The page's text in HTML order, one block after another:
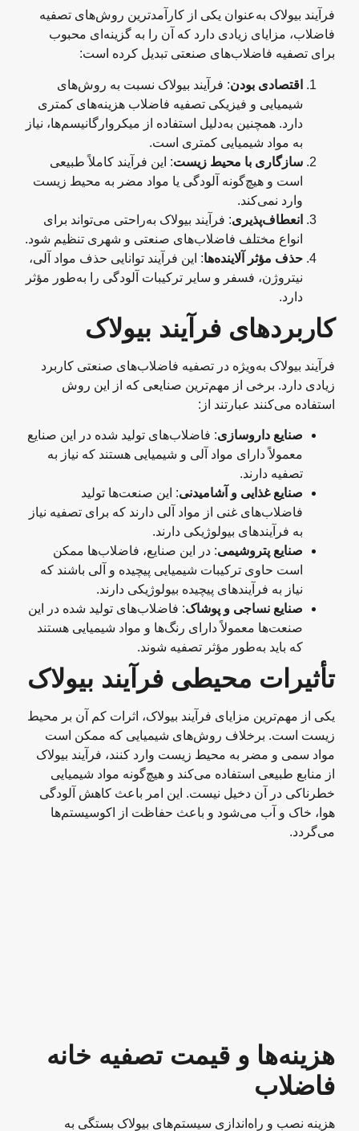
فرآیند بیولاک به‌عنوان یکی از کارآمدترین روش‌های تصفیه
فاضلاب، مزایای زیادی دارد که آن را به گزینه‌ای محبوب
برای تصفیه فاضلاب‌های صنعتی تبدیل کرده است:
اقتصادی بودن: فرآیند بیولاک نسبت به روش‌های
شیمیایی و فیزیکی تصفیه فاضلاب هزینه‌های کمتری
دارد. همچنین به‌دلیل استفاده از میکروارگانیسم‌ها، نیاز
به مواد شیمیایی کمتری است.
سازگاری با محیط زیست: این فرآیند کاملاً طبیعی
است و هیچ‌گونه آلودگی یا مواد مضر به محیط زیست
وارد نمی‌کند.
انعطاف‌پذیری: فرآیند بیولاک به‌راحتی می‌تواند برای
انواع مختلف فاضلاب‌های صنعتی و شهری تنظیم شود.
حذف مؤثر آلاینده‌ها: این فرآیند توانایی حذف مواد آلی،
نیتروژن، فسفر و سایر ترکیبات آلودگی را به‌طور مؤثر
دارد.
کاربردهای فرآیند بیولاک
فرآیند بیولاک به‌ویژه در تصفیه فاضلاب‌های صنعتی کاربرد
زیادی دارد. برخی از مهم‌ترین صنایعی که از این روش
استفاده می‌کنند عبارتند از:
صنایع داروسازی: فاضلاب‌های تولید شده در این صنایع
معمولاً دارای مواد آلی و شیمیایی هستند که نیاز به
تصفیه دارند.
صنایع غذایی و آشامیدنی : این صنعت‌ها تولید
فاضلاب‌های غنی از مواد آلی دارند که برای تصفیه نیاز
به فرآیندهای بیولوژیکی دارند.
صنایع پتروشیمی : در این صنایع، فاضلاب‌ها ممکن
است حاوی ترکیبات شیمیایی پیچیده و آلی باشند که
نیاز به فرآیندهای پیچیده بیولوژیکی دارند.
صنایع نساجی و پوشاک: فاضلاب‌های تولید شده در این
صنعت‌ها معمولاً دارای رنگ‌ها و مواد شیمیایی هستند
که باید به‌طور مؤثر تصفیه شوند.
تأثیرات محیطی فرآیند بیولاک
یکی از مهم‌ترین مزایای فرآیند بیولاک، اثرات کم آن بر محیط
زیست است. برخلاف روش‌های شیمیایی که ممکن است
مواد سمی و مضر به محیط زیست وارد کنند، فرآیند بیولاک
از منابع طبیعی استفاده می‌کند و هیچ‌گونه مواد شیمیایی
خطرناکی در آن دخیل نیست. این امر باعث کاهش آلودگی
هوا، خاک و آب می‌شود و باعث حفاظت از اکوسیستم‌ها
می‌گردد.
هزینه‌ها و قیمت تصفیه خانه
فاضلاب
هزینه نصب و راه‌اندازی سیستم‌های بیولاک بستگی به